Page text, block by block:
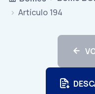
Artículo 194